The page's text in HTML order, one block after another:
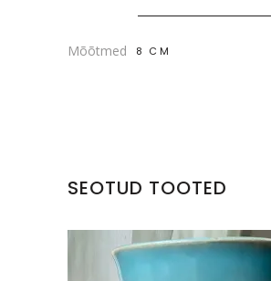
Mõõtmed 8 CM
SEOTUD TOOTED